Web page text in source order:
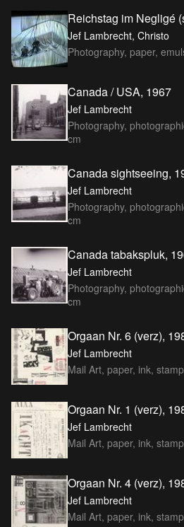
Reichstag im Negligé
Jef Lambrecht, Christo
Photography, paper,
Canada / USA, 1967
Jef Lambrecht
Photography,
cm
Canada sightseeing,
Jef Lambrecht
Photography,
cm
Canada tabakspluk,
Jef Lambrecht
Photography,
cm
Orgaan Nr. 6 (verz),
Jef Lambrecht
Mail Art, paper, ink,
Orgaan Nr. 1 (verz),
Jef Lambrecht
Mail Art, paper, ink,
Orgaan Nr. 4 (verz),
Jef Lambrecht
Mail Art, paper, ink,